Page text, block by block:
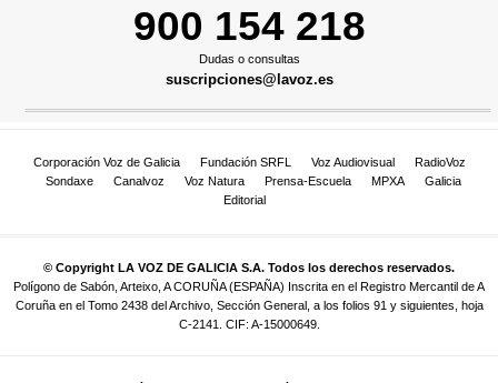
900 154 218
Dudas o consultas
suscripciones@lavoz.es
Corporación Voz de Galicia Fundación SRFL Voz Audiovisual
RadioVoz
Sondaxe
Canalvoz Voz Natura Prensa-Escuela MPXA
Galicia
Editorial
© Copyright LA VOZ DE GALICIA S.A. Todos los derechos reservados.
Polígono de Sabón, Arteixo, A CORUÑA (ESPAÑA) Inscrita en el Registro Mercantil de A
Coruña en el Tomo 2438 del Archivo, Sección General, a los folios 91 y siguientes, hoja
C-2141. CIF: A-15000649.